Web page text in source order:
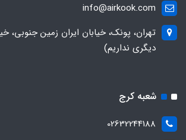
info@airkook.com
دیگری نداریم)
شعبه کرج
02632244188